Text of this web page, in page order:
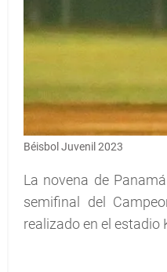
Béisbol Juvenil 2023
La novena de
semifinal del
realizado en el estadio